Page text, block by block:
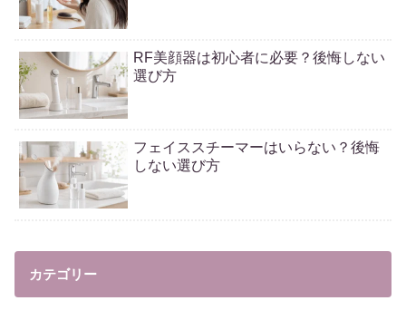
RF美顔器は初心者に必要？後悔しない
選び方
フェイススチーマーはいらない？後悔
しない選び方
カテゴリー